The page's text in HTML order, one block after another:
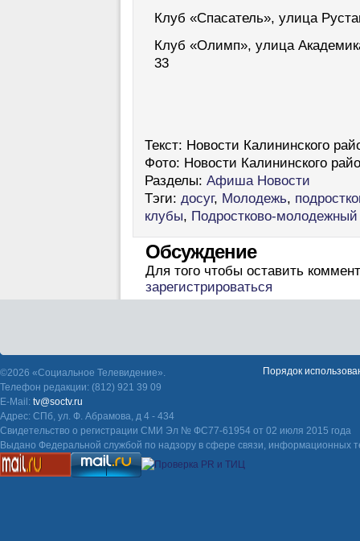
Клуб «Спасатель», улица
Клуб «Олимп», улица
33
Текст: Новости Калининского
Фото: Новости Калининского
Разделы: Афиша Новости
Тэги: досуг, Молодежь,
клубы, Подростково-
Обсуждение
Для того чтобы оставить
зарегистрироваться
©2026 «Социальное Телевидение».
Телефон редакции: (812) 921 39 09
E-Mail: tv@soctv.ru
Адрес: СПб, ул. Ф. Абрамова, д 4 - 434
Свидетельство о регистрации СМИ Эл № ФС77-61954 от 02 июля 2015 года
Выдано Федеральной службой по надзору в сфере связи, информационных
Порядок